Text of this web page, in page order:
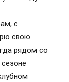
с
свою
рядом со